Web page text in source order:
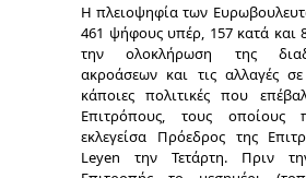
Η πλειοψηφία των
461 ψήφους υπέρ, 157 κατά και
την ολοκλήρωση της
ακροάσεων και τις αλλαγές
κάποιες πολιτικές που
Επιτρόπους, τους οποίους
εκλεγείσα Πρόεδρος της
Leyen την Τετάρτη. Πριν